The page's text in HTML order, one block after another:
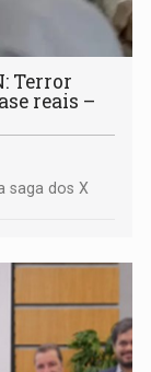
Terror
reais –
saga dos X